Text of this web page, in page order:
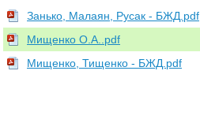
Занько, Малаян, Русак - БЖД.pdf
Мищенко О.А..pdf
Мищенко, Тищенко - БЖД.pdf